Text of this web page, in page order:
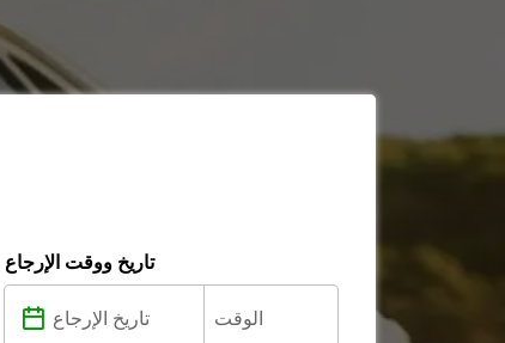
تاريخ ووقت الإرجاع